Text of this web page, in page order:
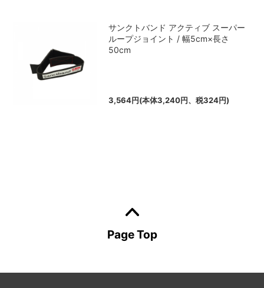
サンクトバンド アクティブ スーパー
ループジョイント / 幅5cm×長さ
50cm
3,564円(本体3,240円、税324円)
Page Top